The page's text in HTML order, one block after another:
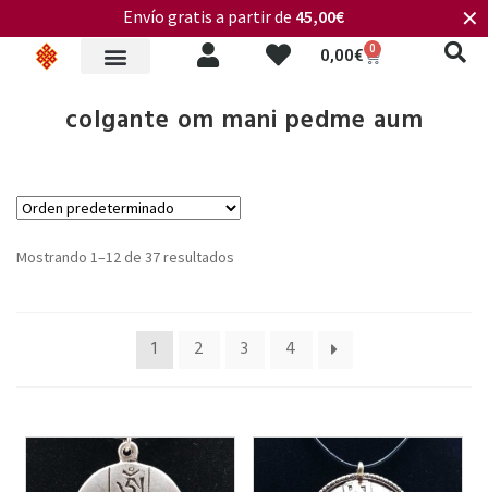
0,00€ 0
colgante om mani pedme aum
Envío gratis a partir de 45,00€ ✕
Mostrando 1–12 de 37 resultados
1 2 3 4